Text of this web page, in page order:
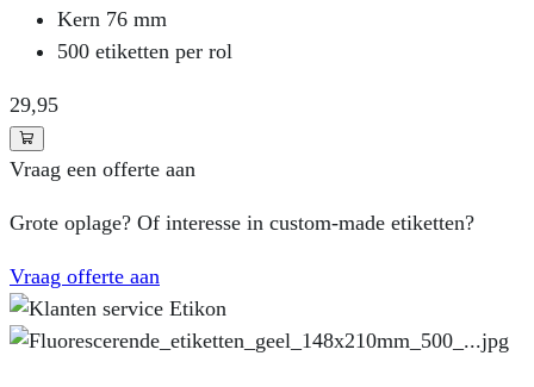
Kern 76 mm
500 etiketten per rol
29,95
Vraag een offerte aan
Grote oplage? Of interesse in custom-made etiketten?
Vraag offerte aan